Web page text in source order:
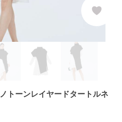
トーンレイヤードタートルネ